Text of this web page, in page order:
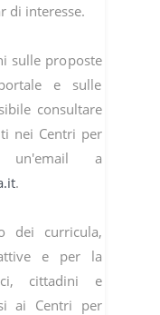
di interesse.
sulle proposte
e sulle
consultare
nei Centri per
un'email a
.
dei curricula,
e per la
cittadini e
ai Centri per